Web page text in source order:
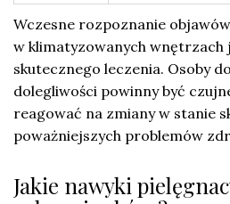
Wczesne rozpoznanie
w klimatyzowanych wnętrzach
skutecznego leczenia. Osoby
dolegliwości powinny być
reagować na zmiany w stanie
poważniejszych problemów
Jakie nawyki